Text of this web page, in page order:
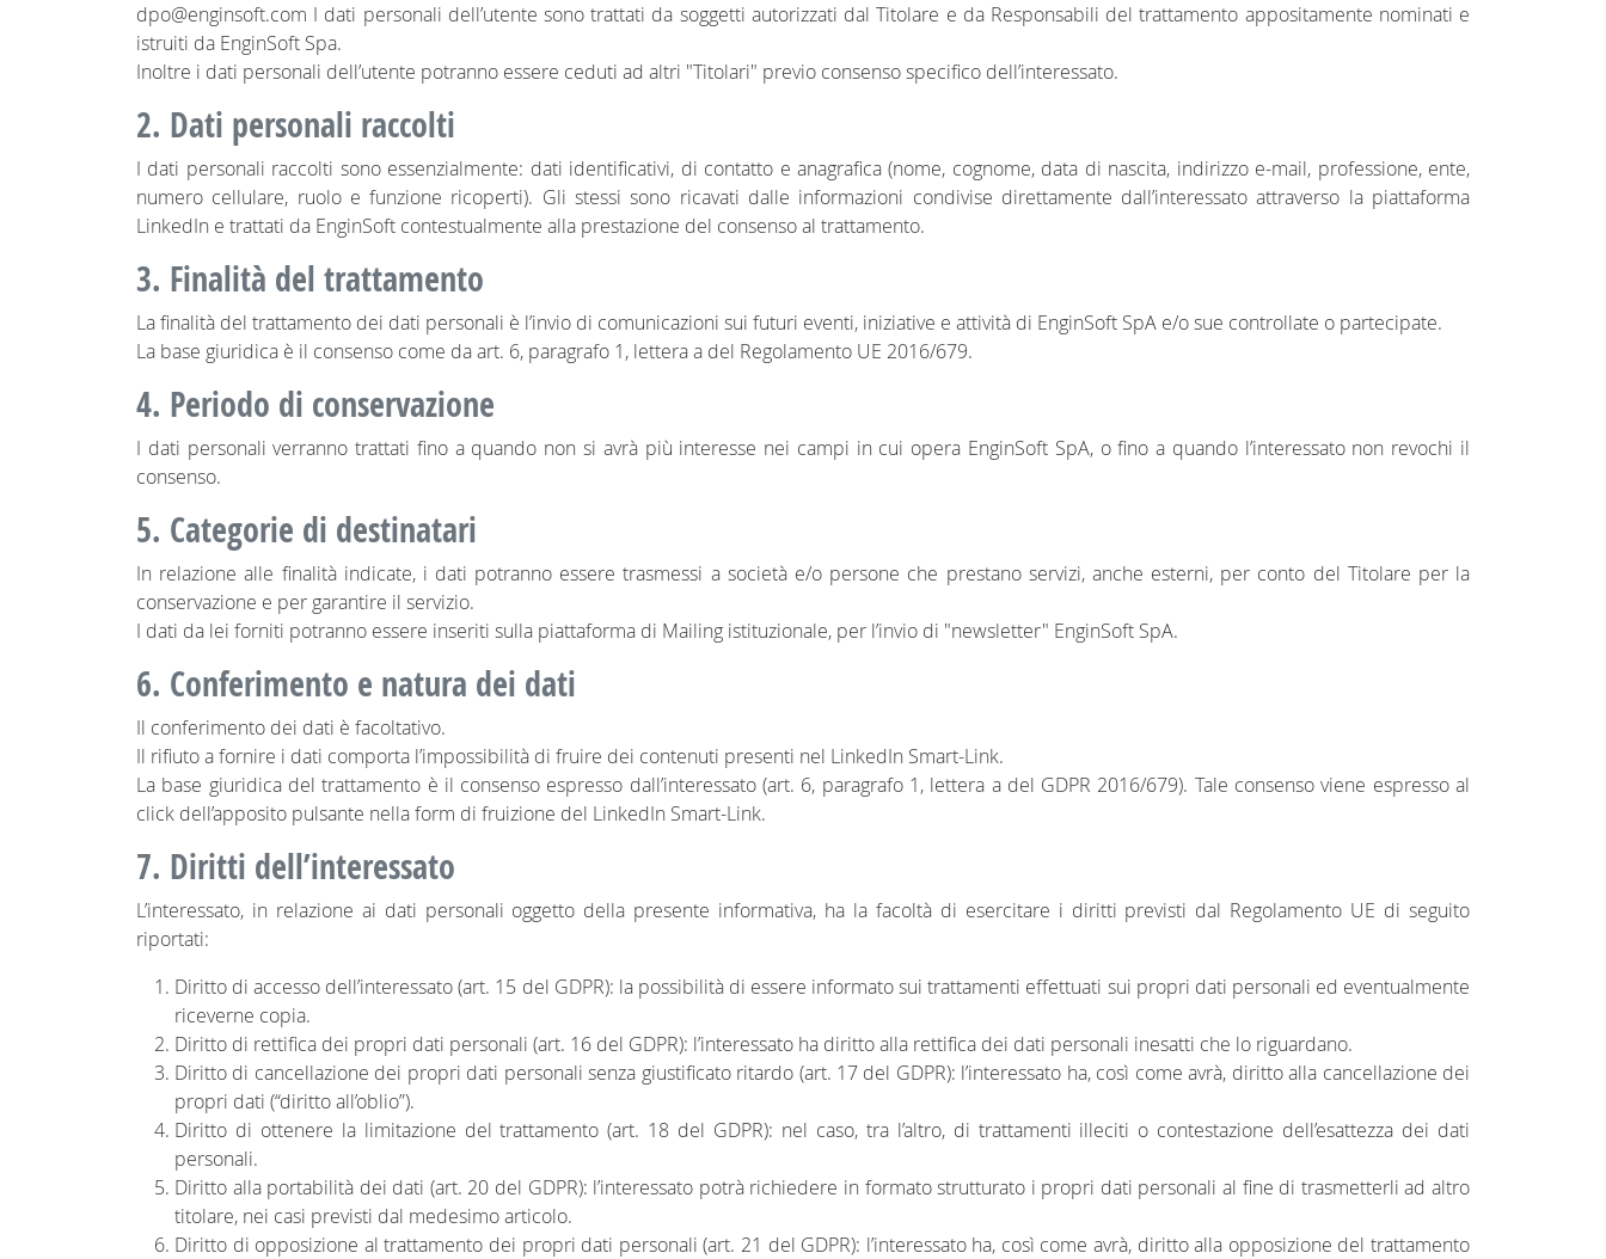
dpo@enginsoft.com I dati personali dell’utente sono trattati da soggetti autorizzati dal Titolare e da Responsabili del trattamento appositamente nominati e
istruiti da EnginSoft Spa.
Inoltre i dati personali dell’utente potranno essere ceduti ad altri "Titolari" previo consenso specifico dell’interessato.
2. Dati personali raccolti
I dati personali raccolti sono essenzialmente: dati identificativi, di contatto e anagrafica (nome, cognome, data di nascita, indirizzo e-mail, professione, ente,
numero cellulare, ruolo e funzione ricoperti). Gli stessi sono ricavati dalle informazioni condivise direttamente dall’interessato attraverso la piattaforma
LinkedIn e trattati da EnginSoft contestualmente alla prestazione del consenso al trattamento.
3. Finalità del trattamento
La finalità del trattamento dei dati personali è l’invio di comunicazioni sui futuri eventi, iniziative e attività di EnginSoft SpA e/o sue controllate o partecipate.
La base giuridica è il consenso come da art. 6, paragrafo 1, lettera a del Regolamento UE 2016/679.
4. Periodo di conservazione
I dati personali verranno trattati fino a quando non si avrà più interesse nei campi in cui opera EnginSoft SpA, o fino a quando l’interessato non revochi il
consenso.
5. Categorie di destinatari
In relazione alle finalità indicate, i dati potranno essere trasmessi a società e/o persone che prestano servizi, anche esterni, per conto del Titolare per la
conservazione e per garantire il servizio.
I dati da lei forniti potranno essere inseriti sulla piattaforma di Mailing istituzionale, per l’invio di "newsletter" EnginSoft SpA.
6. Conferimento e natura dei dati
Il conferimento dei dati è facoltativo.
Il rifiuto a fornire i dati comporta l’impossibilità di fruire dei contenuti presenti nel LinkedIn Smart-Link.
La base giuridica del trattamento è il consenso espresso dall’interessato (art. 6, paragrafo 1, lettera a del GDPR 2016/679). Tale consenso viene espresso al
click dell’apposito pulsante nella form di fruizione del LinkedIn Smart-Link.
7. Diritti dell’interessato
L’interessato, in relazione ai dati personali oggetto della presente informativa, ha la facoltà di esercitare i diritti previsti dal Regolamento UE di seguito
riportati:
Diritto di accesso dell’interessato (art. 15 del GDPR): la possibilità di essere informato sui trattamenti effettuati sui propri dati personali ed eventualmente
riceverne copia.
Diritto di rettifica dei propri dati personali (art. 16 del GDPR): l’interessato ha diritto alla rettifica dei dati personali inesatti che lo riguardano.
Diritto di cancellazione dei propri dati personali senza giustificato ritardo (art. 17 del GDPR): l’interessato ha, così come avrà, diritto alla cancellazione dei
propri dati (“diritto all’oblio”).
Diritto di ottenere la limitazione del trattamento (art. 18 del GDPR): nel caso, tra l’altro, di trattamenti illeciti o contestazione dell’esattezza dei dati
personali.
Diritto alla portabilità dei dati (art. 20 del GDPR): l’interessato potrà richiedere in formato strutturato i propri dati personali al fine di trasmetterli ad altro
titolare, nei casi previsti dal medesimo articolo.
Diritto di opposizione al trattamento dei propri dati personali (art. 21 del GDPR): l’interessato ha, così come avrà, diritto alla opposizione del trattamento